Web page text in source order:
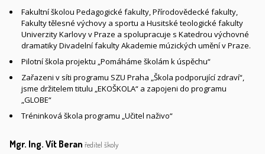
Fakultní školou Pedagogické fakulty, Přírodovědecké fakulty,
Fakulty tělesné výchovy a sportu a Husitské teologické fakulty
Univerzity Karlovy v Praze a spolupracuje s Katedrou výchovné
dramatiky Divadelní fakulty Akademie múzických umění v Praze.
Pilotní škola projektu „Pomáháme školám k úspěchu“
Zařazeni v síti programu SZU Praha „Škola podporující zdraví“,
jsme držitelem titulu „EKOŠKOLA“ a zapojeni do programu
„GLOBE“
Tréninková škola programu „Učitel naživo“
Mgr. Ing. Vít Beran ředitel školy